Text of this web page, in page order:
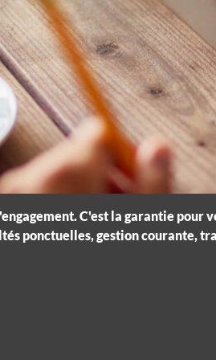
C'est la garantie
ponctuelles, gestion courante,